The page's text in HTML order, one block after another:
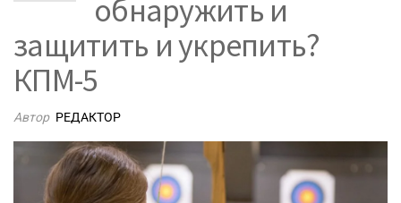
обнаружить и
защитить и укрепить?
КПМ-5
Автор РЕДАКТОР